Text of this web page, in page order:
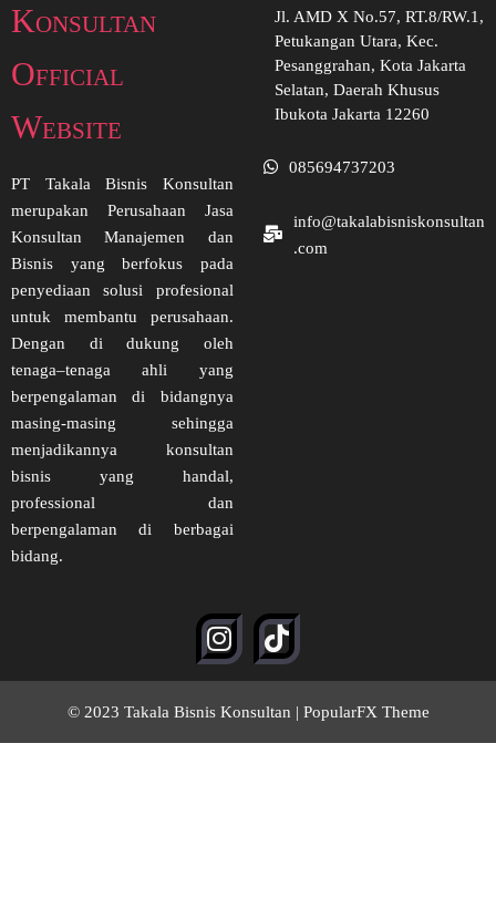
Konsultan
Official
Website
PT Takala Bisnis Konsultan
merupakan Perusahaan Jasa
Konsultan Manajemen dan
Bisnis yang berfokus pada
penyediaan solusi profesional
untuk membantu perusahaan.
Dengan di dukung oleh
tenaga–tenaga ahli yang
berpengalaman di bidangnya
masing-masing sehingga
menjadikannya konsultan
bisnis yang handal,
professional dan
berpengalaman di berbagai
bidang.
Jl. AMD X No.57, RT.8/RW.1,
Petukangan Utara, Kec.
Pesanggrahan, Kota Jakarta
Selatan, Daerah Khusus
Ibukota Jakarta 12260
085694737203
info@takalabisniskonsultan
.com
© 2023 Takala Bisnis Konsultan | PopularFX Theme